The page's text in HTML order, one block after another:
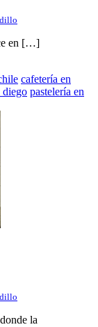
en […]
cafetería en
diego pastelería en
la